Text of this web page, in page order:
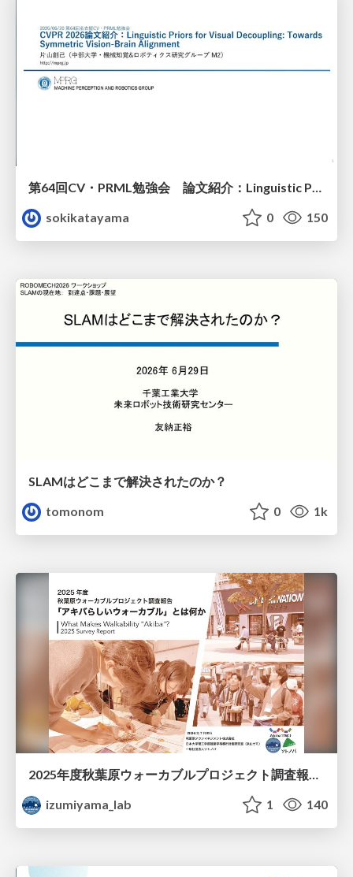
第64回CV・PRML勉強会 論文紹介：Linguistic Priors for Visual Decoupling: Towards Symmetric Vision-Brain Alignment
sokikatayama
0 150
SLAMはどこまで解決されたのか？
tomonom
0 1k
2025年度秋葉原ウォーカブルプロジェクト調査報告 「アキバらしいウォーカブル」とは何か
izumiyama_lab
1 140